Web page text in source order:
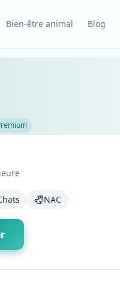
Bien-être animal Blog
NAC